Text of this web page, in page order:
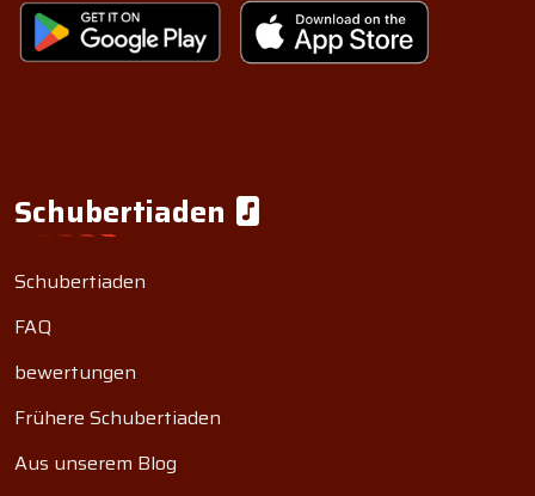
Schubertiaden
Schubertiaden
FAQ
bewertungen
Frühere Schubertiaden
Aus unserem Blog